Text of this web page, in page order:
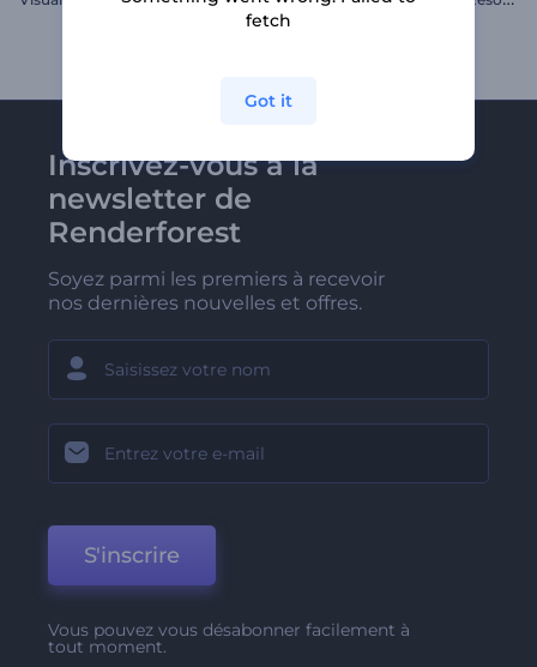
Inscrivez-vous à la
newsletter de
Renderforest
Soyez parmi les premiers à recevoir
nos dernières nouvelles et offres.
S'inscrire
Vous pouvez vous désabonner facilement à
tout moment.
fetch
Got it